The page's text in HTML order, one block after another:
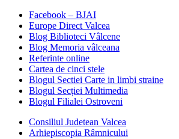
Facebook – BJAI
Europe Direct Valcea
Blog Biblioteci Vâlcene
Blog Memoria vâlceana
Referinte online
Cartea de cinci stele
Blogul Sectiei Carte in limbi straine
Blogul Secției Multimedia
Blogul Filialei Ostroveni
Consiliul Judetean Valcea
Arhiepiscopia Râmnicului